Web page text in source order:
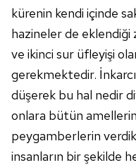
kürenin kendi içinde
hazineler de eklendiği
ve ikinci sur üfleyişi
gerekmektedir.
düşerek bu hal nedir
onlara bütün
peygamberlerin
insanların bir şekilde